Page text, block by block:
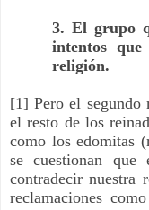
3. El grupo
intentos
religión.
[1] Pero el segundo
el resto de los
como los edomitas
se cuestionan
contradecir nuestra
reclamaciones